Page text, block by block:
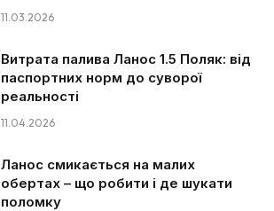
11.03.2026
Витрата палива Ланос 1.5 Поляк: від
паспортних норм до суворої
реальності
11.04.2026
Ланос смикається на малих
обертах – що робити і де шукати
поломку